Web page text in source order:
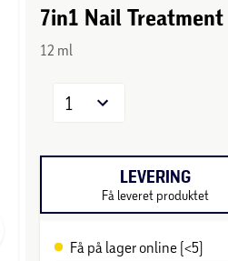
7in1 Nail Treatment
12 ml
1
LEVERING
Få leveret produktet
Få på lager online (<5)